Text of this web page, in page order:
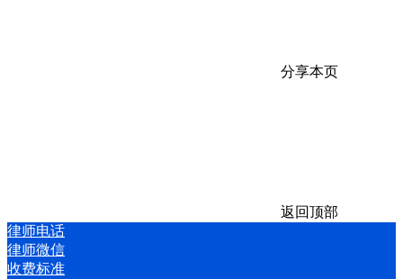
分享本页
返回顶部
律师电话
律师微信
收费标准